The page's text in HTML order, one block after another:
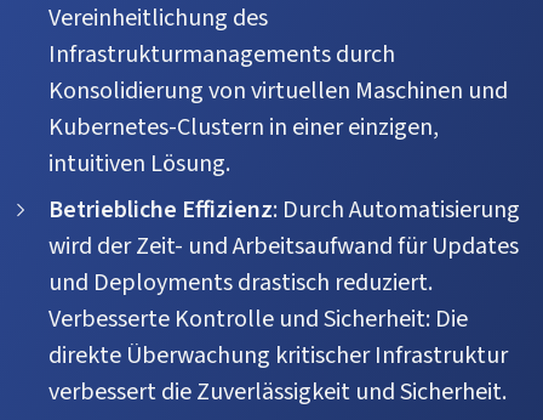
Vereinheitlichung des
Infrastrukturmanagements durch
Konsolidierung von virtuellen Maschinen und
Kubernetes-Clustern in einer einzigen,
intuitiven Lösung.
Betriebliche Effizienz: Durch Automatisierung
wird der Zeit- und Arbeitsaufwand für Updates
und Deployments drastisch reduziert.
Verbesserte Kontrolle und Sicherheit: Die
direkte Überwachung kritischer Infrastruktur
verbessert die Zuverlässigkeit und Sicherheit.